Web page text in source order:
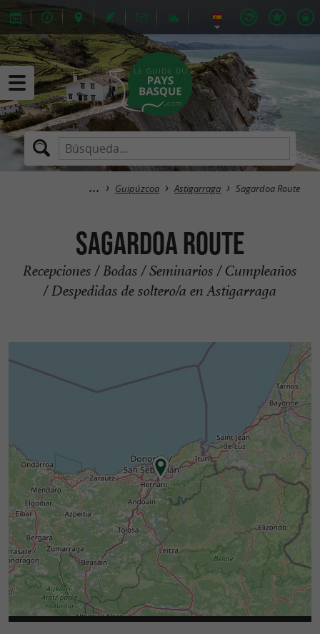
Guipúzcoa Astigarraga Sagardoa Route
Sagardoa Route
Recepciones / Bodas / Seminarios / Cumpleaños
/ Despedidas de soltero/a en Astigarraga